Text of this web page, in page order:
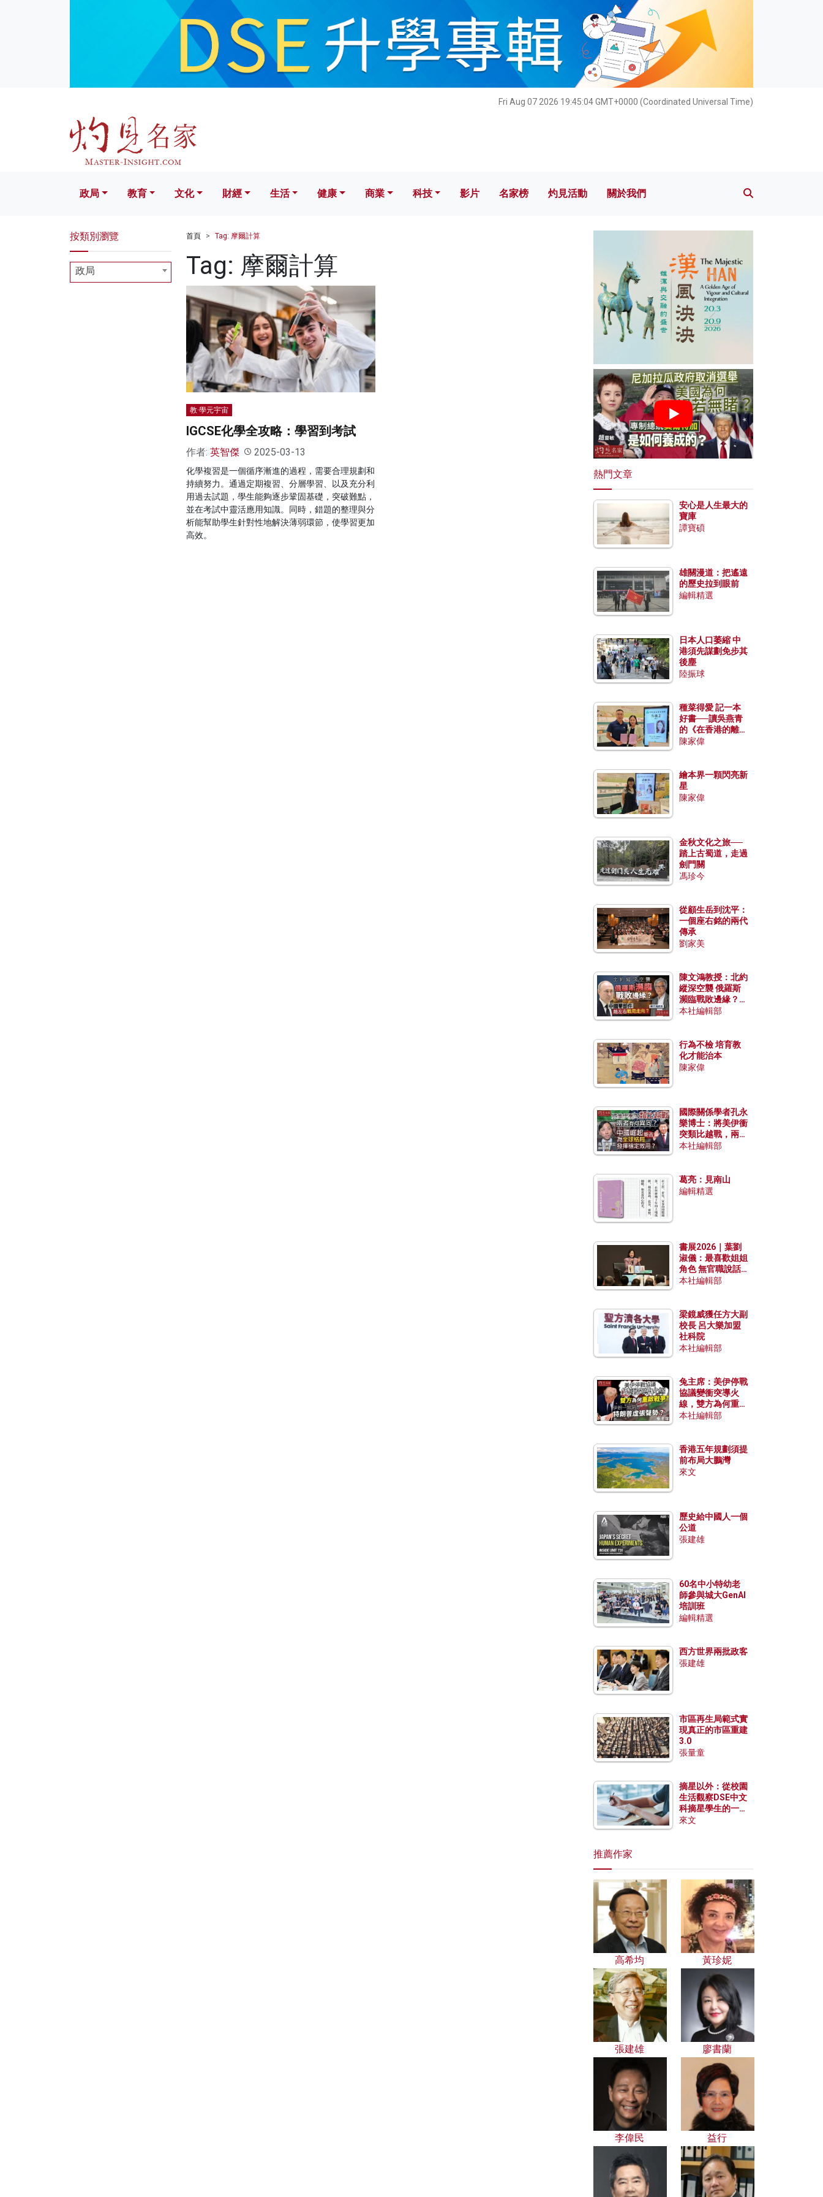
Fri Aug 07 2026 19:45:05 GMT+0000 (Coordinated Universal Time)
文化 財經 生活 健康 科技 影片 名家榜 灼見活動 關於我們
政局 教育 文化 財經 生活 健康 商業 科技 影片 名家榜 灼見活動 關於我們
首頁 Tag: 摩爾計算
Tag: 摩爾計算
教·學元宇宙
IGCSE化學全攻略：學習到考試
作者: 英智傑 2025-03-13
化學複習是一個循序漸進的過程，需要合理規劃和
持續努力。通過定期複習、分層學習、以及充分利
用過去試題，學生能夠逐步鞏固基礎，突破難點，
並在考試中靈活應用知識。同時，錯題的整理與分
析能幫助學生針對性地解決薄弱環節，使學習更加
高效。
按類別瀏覽
政局
熱門文章
安心是人生最大的
寶庫
譚寶碩
雄關漫道：把遙遠
的歷史拉到眼前
編輯精選
日本人口萎縮 中
港須先謀劃免步其
後塵
陸振球
種菜得愛 記一本
好書──讀吳燕青
的《在香港的離島
種菜》
陳家偉
繪本界一顆閃亮新
星
陳家偉
金秋文化之旅──
踏上古蜀道，走過
劍門關
馮珍今
從顧生岳到沈平：
一個座右銘的兩代
傳承
劉家美
陳文鴻教授：北約
縱深空襲 俄羅斯
瀕臨戰敗邊緣？中
國零部件能左右戰
本社編輯部
行為不檢 培育教
化才能治本
陳家偉
國際關係學者孔永
樂博士：將美伊衝
突類比越戰，兩者
有何異同？中國崛
本社編輯部
葛亮：見南山
編輯精選
書展2026｜葉劉
淑儀：最喜歡姐姐
角色 無官職說話
包袱少
本社編輯部
梁鏡威獲任方大副
校長 呂大樂加盟
社科院
本社編輯部
兔主席：美伊停戰
協議變衝突導火
線，雙方為何重啟
戰爭？伊朗一早洞
本社編輯部
香港五年規劃須提
前布局大鵬灣
來文
歷史給中國人一個
公道
張建雄
60名中小特幼老
師參與城大GenAI
培訓班
編輯精選
西方世界兩批政客
張建雄
市區再生局範式實
現真正的市區重建
3.0
張量童
摘星以外：從校園
生活觀察DSE中文
科摘星學生的一點
特質
來文
推薦作家
高希均 黃珍妮
張建雄 廖書蘭
李偉民 益行